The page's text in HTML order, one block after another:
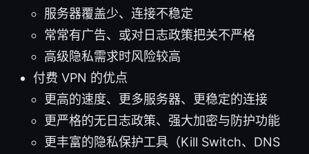
服务器覆盖少、连接不稳定
常常有广告、或对日志政策把关不严格
高级隐私需求时风险较高
付费 VPN 的优点
更高的速度、更多服务器、更稳定的连接
更严格的无日志政策、强大加密与防护功能
更丰富的隐私保护工具（Kill Switch、DNS